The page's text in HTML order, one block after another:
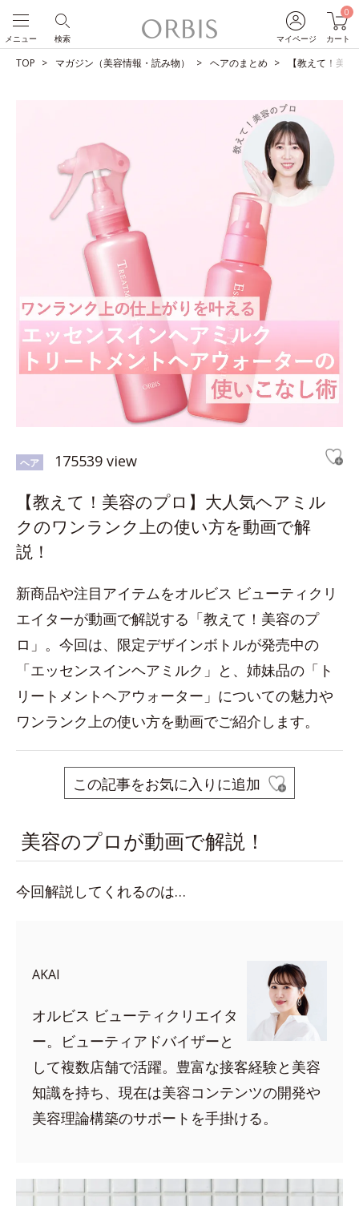
マイページ
0
カート
検索
メニュー
TOP マガジン（美容情報・読み物） ヘアのまとめ 【教えて！美
ヘア 175539 view
【教えて！美容のプロ】大人気ヘアミル
クのワンランク上の使い方を動画で解
説！
新商品や注目アイテムをオルビス ビューティクリ
エイターが動画で解説する「教えて！美容のプ
ロ」。今回は、限定デザインボトルが発売中の
「エッセンスインヘアミルク」と、姉妹品の「ト
リートメントヘアウォーター」についての魅力や
ワンランク上の使い方を動画でご紹介します。
この記事をお気に入りに追加
美容のプロが動画で解説！
今回解説してくれるのは…
AKAI
オルビス ビューティクリエイタ
ー。ビューティアドバイザーと
して複数店舗で活躍。豊富な接客経験と美容
知識を持ち、現在は美容コンテンツの開発や
美容理論構築のサポートを手掛ける。